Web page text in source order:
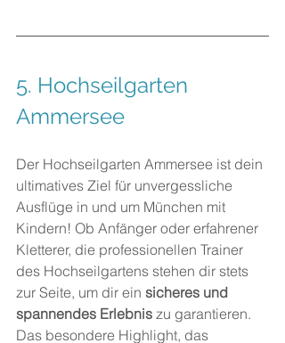
5. Hochseilgarten
Ammersee
Der Hochseilgarten Ammersee ist dein
ultimatives Ziel für unvergessliche
Ausflüge in und um München mit
Kindern! Ob Anfänger oder erfahrener
Kletterer, die professionellen Trainer
des Hochseilgartens stehen dir stets
zur Seite, um dir ein sicheres und
spannendes Erlebnis zu garantieren.
Das besondere Highlight, das